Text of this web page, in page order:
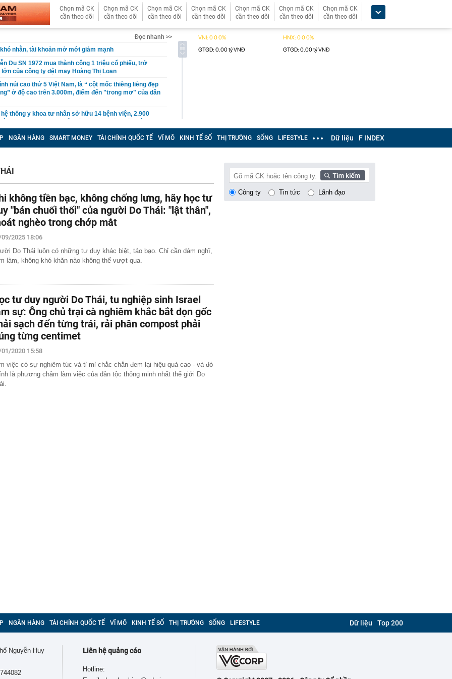
Chọn mã CK
cần theo dõi
Chọn mã CK
cần theo dõi
Chọn mã CK
cần theo dõi
Chọn mã CK
cần theo dõi
Chọn mã CK
cần theo dõi
Chọn mã CK
cần theo dõi
Chọn mã CK
cần theo dõi
Đọc nhanh >>
nhằn, tài khoản mở mới giảm mạnh
Du SN 1972 mua thành công 1 triệu cổ phiếu, trở
của công ty dệt may Hoàng Thị Loan
núi cao thứ 5 Việt Nam, là “ cột mốc thiêng liêng đẹp
ở độ cao trên 3.000m, điểm đến "trong mơ" của dân
thống y khoa tư nhân sở hữu 14 bệnh viện, 2.900
bị HoSE cắt margin trong tháng 8
tăng hơn 120%
8
lượng tiền hơn 62.000 tỷ đồng, lớn hơn cả Vinhomes,
Máy Xanh, Bách Hóa Xanh, An Khang, vốn hóa
DMX
cổ, phát hiện 'kho báu' gồm 1.000 đồng tiền vàng và
trong nhiều ngăn bí mật - giá trị hơn 18 tỷ đồng
biết ngôi nhà có phong thuỷ không thuận lợi
khách đến Việt Nam đông nhất 7 tháng đầu năm,
và Nga, gấp gần 6 lần Ấn Độ
cây tiết lộ: Khách thường chọn quả to, người trong
5 chi tiết này trước
tốc quỳ gối 1h an ủi khách: 7 năm sau ở khách sạn 5
nhà, bay hạng thương gia
xương trẻ khỏe như phụ nữ 30, bác sĩ kinh ngạc khi
đựng tâm huyết của NSND Tự Long
USD/ounce, chuyên gia dự báo đỉnh mới
NGÂN HÀNG SMART MONEY TÀI CHÍNH QUỐC TẾ VĨ MÔ KINH TẾ SỐ THỊ TRƯỜNG SỐNG LIFESTYLE Dữ liệu F INDEX
không tiền bạc, không chống lưng, hãy học tư
"bán chuối thối" của người Do Thái: "lật thân",
nghèo trong chớp mắt
2025 18:06
Do Thái luôn có những tư duy khác biệt, táo bạo. Chỉ cần dám nghĩ,
làm, không khó khăn nào không thể vượt qua.
tư duy người Do Thái, tu nghiệp sinh Israel
sự: Ông chủ trại cà nghiêm khắc bắt dọn gốc
sạch đến từng trái, rải phân compost phải
từng centimet
2020 15:58
việc có sự nghiêm túc và tỉ mỉ chắc chắn đem lại hiệu quả cao - và đó
là phương châm làm việc của dân tộc thông minh nhất thế giới Do
Công ty Tin tức Lãnh đạo
NGÂN HÀNG TÀI CHÍNH QUỐC TẾ VĨ MÔ KINH TẾ SỐ THỊ TRƯỜNG SỐNG LIFESTYLE Dữ liệu Top 200
Nguyễn Huy
Liên hệ quảng cáo
Hotline: